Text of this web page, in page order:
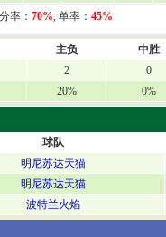
率： 70%, 单率： 45%
主负
中胜
2
0
20% 0%
球队
明尼苏达天猫
明尼苏达天猫
波特兰火焰